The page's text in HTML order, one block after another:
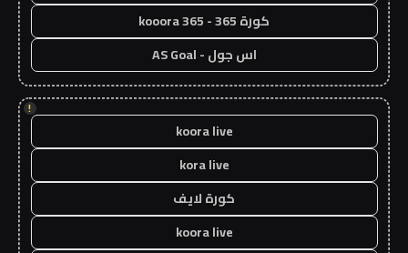
كورة 365 - kooora 365
اس جول - AS Goal
!
koora live
kora live
كورة لايف
koora live